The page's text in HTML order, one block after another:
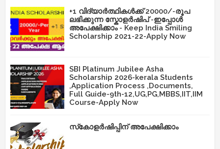
+1 വിദ്യാർത്ഥികൾക്ക് 20000/-രൂപ
ലഭിക്കുന്ന സ്കോളർഷിപ് -ഇപ്പോൾ
അപേക്ഷിക്കാം - Keep India Smiling
Scholarship 2021-22-Apply Now
SBI Platinum Jubilee Asha
Scholarship 2026-kerala Students
,Application Process ,Documents,
Full Guide-9th-12,UG,PG,MBBS,IIT,IIM
Course-Apply Now
സ്‌കോളർഷിപ്പിന് അപേക്ഷിക്കാം